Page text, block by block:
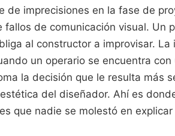
de imprecisiones en la fase de
fallos de comunicación visual. Un
al constructor a improvisar.
un operario se encuentra
la decisión que le resulta más
del diseñador. Ahí es
que nadie se molestó en